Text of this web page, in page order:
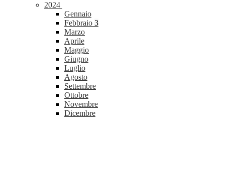
2024
Gennaio
Febbraio 3
Marzo
Aprile
Maggio
Giugno
Luglio
Agosto
Settembre
Ottobre
Novembre
Dicembre